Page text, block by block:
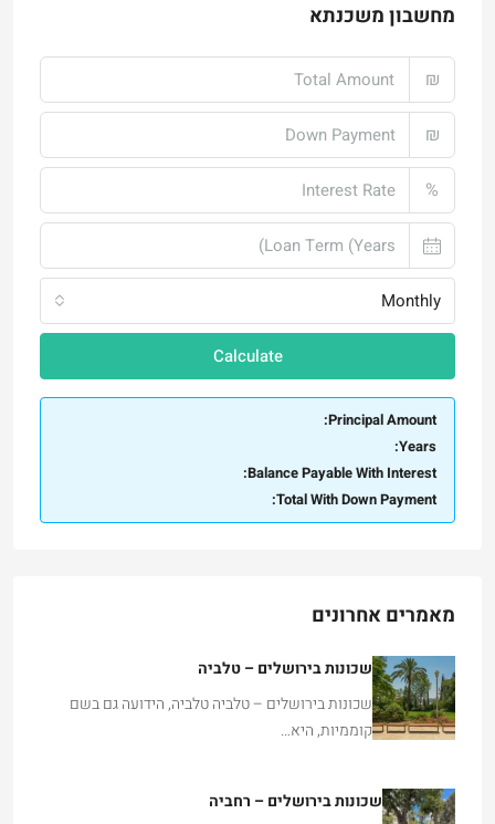
מחשבון משכנתא
₪
₪
%
Monthly
Calculate
Principal Amount:
Years:
Balance Payable With Interest:
Total With Down Payment:
מאמרים אחרונים
שכונות בירושלים – טלביה
שכונות בירושלים – טלביה טלביה, הידועה גם בשם
קוממיות, היא…
שכונות בירושלים – רחביה